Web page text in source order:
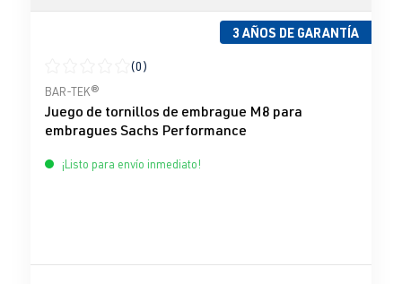
3 AÑOS DE GARANTÍA
Calificación promedio de 0 de 5 estrellas
(0)
BAR-TEK®
Juego de tornillos de embrague M8 para
embragues Sachs Performance
¡Listo para envío inmediato!